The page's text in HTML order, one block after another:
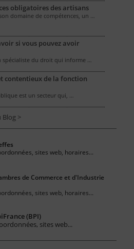
obligatoires des artisans
domaine de compétences, un …
si vous pouvez avoir
spécialiste du droit qui informe …
contentieux de la fonction
est un secteur qui, …
Blog >
sites web, horaires...
de Commerce et d'Industrie
sites web, horaires...
(BPI)
sites web...